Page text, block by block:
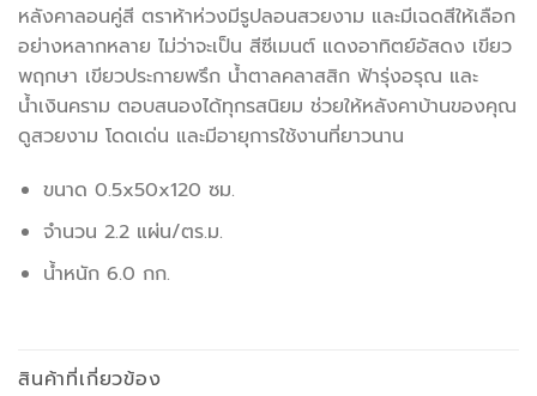
หลังคาลอนคู่สี ตราห้าห่วงมีรูปลอนสวยงาม และมีเฉดสีให้เลือก
อย่างหลากหลาย ไม่ว่าจะเป็น สีซีเมนต์ แดงอาทิตย์อัสดง เขียว
พฤกษา เขียวประกายพรึก น้ำตาลคลาสสิก ฟ้ารุ่งอรุณ และ
น้ำเงินคราม ตอบสนองได้ทุกรสนิยม ช่วยให้หลังคาบ้านของคุณ
ดูสวยงาม โดดเด่น และมีอายุการใช้งานที่ยาวนาน
ขนาด 0.5x50x120 ซม.
จำนวน 2.2 แผ่น/ตร.ม.
น้ำหนัก 6.0 กก.
สินค้าที่เกี่ยวข้อง